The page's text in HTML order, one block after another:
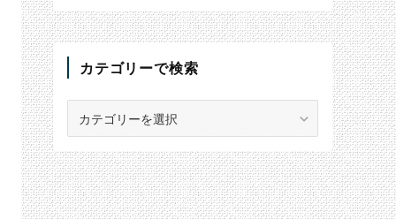
カテゴリーで検索
リ
ー
で